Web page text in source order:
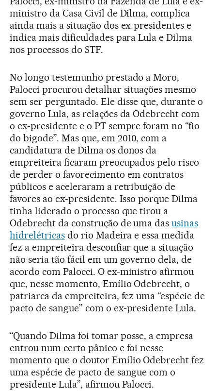
ministro da Casa Civil de Dilma, complica
ainda mais a situação dos ex-presidentes e
indica mais dificuldades para Lula e Dilma
nos processos do STF.
No longo testemunho prestado a Moro,
Palocci procurou detalhar situações mesmo
sem ser perguntado. Ele disse que, durante o
governo Lula, as relações da Odebrecht com
o ex-presidente e o PT sempre foram no “fio
do bigode”. Mas que, em 2010, com a
candidatura de Dilma os donos da
empreiteira ficaram preocupados pelo risco
de perder o favorecimento em contratos
públicos e aceleraram a retribuição de
favores ao ex-presidente. Isso porque Dilma
tinha liderado o processo que tirou a
Odebrecht da construção de uma dasusinas
hidrelétricasdo rio Madeira e essa medida
fez a empreiteira desconfiar que a situação
não seria tão fácil em um governo dela, de
acordo com Palocci. O ex-ministro afirmou
que, nesse momento, Emílio Odebrecht, o
patriarca da empreiteira, fez uma “espécie de
pacto de sangue” com o ex-presidente Lula.
“Quando Dilma foi tomar posse, a empresa
entrou num certo pânico e foi nesse
momento que o doutor Emílio Odebrecht fez
uma espécie de pacto de sangue com o
presidente Lula”, afirmou Palocci.